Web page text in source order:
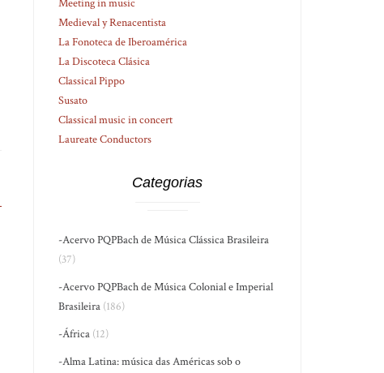
Meeting in music
Medieval y Renacentista
La Fonoteca de Iberoamérica
La Discoteca Clásica
Classical Pippo
Susato
Classical music in concert
Laureate Conductors
Categorias
-Acervo PQPBach de Música Clássica Brasileira
(37)
-Acervo PQPBach de Música Colonial e Imperial
Brasileira (186)
-África (12)
-Alma Latina: música das Américas sob o